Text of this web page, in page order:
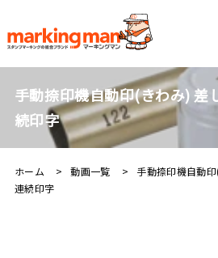
手動捺印機自動印(きわみ) 差
続印字
ホーム 動画一覧
手動捺印機自動
連続印字